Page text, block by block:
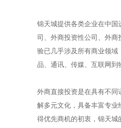
锦天城提供各类企业在中
司、外商投资性公司、外
验已几乎涉及所有商业领
品、通讯、传媒、互联网到
外商直接投资是在具有不
解多元文化，具备丰富专
得优先商机的初衷，锦天